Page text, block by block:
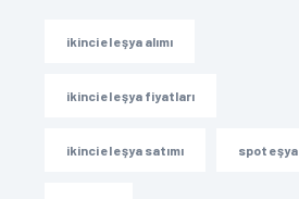
ikinci el eşya alımı
ikinci el eşya fiyatları
ikinci el eşya satımı spot eşya